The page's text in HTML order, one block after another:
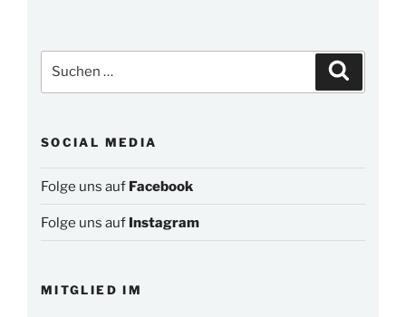
nach:
SOCIAL MEDIA
Folge uns auf Facebook
Folge uns auf Instagram
MITGLIED IM